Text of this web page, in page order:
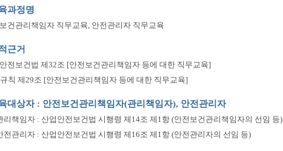
과정명
건관리책임자 직무교육, 안전관리자 직무교육
근거
전보건법 제32조 [안전보건관리책임자 등에 대한 직무교육]
칙 제29조 [안전보건관리책임자 등에 대한 직무교육]
대상자 : 안전보건관리책임자(관리책임자), 안전관리자
리책임자 : 산업안전보건법 시행령 제14조 제1항 (안전보건관리책임자의 선임 등)
전관리자 : 산업안전보건법 시행령 제16조 제1항 (안전관리자의 선임 등)